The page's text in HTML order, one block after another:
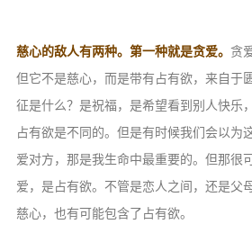
慈心的敌人有两种。第一种就是贪爱。 贪
但它不是慈心，而是带有占有欲，来自于
征是什么？是祝福，是希望看到别人快乐
占有欲是不同的。但是有时候我们会以为
爱对方，那是我生命中最重要的。但那很
爱，是占有欲。不管是恋人之间，还是父
慈心，也有可能包含了占有欲。